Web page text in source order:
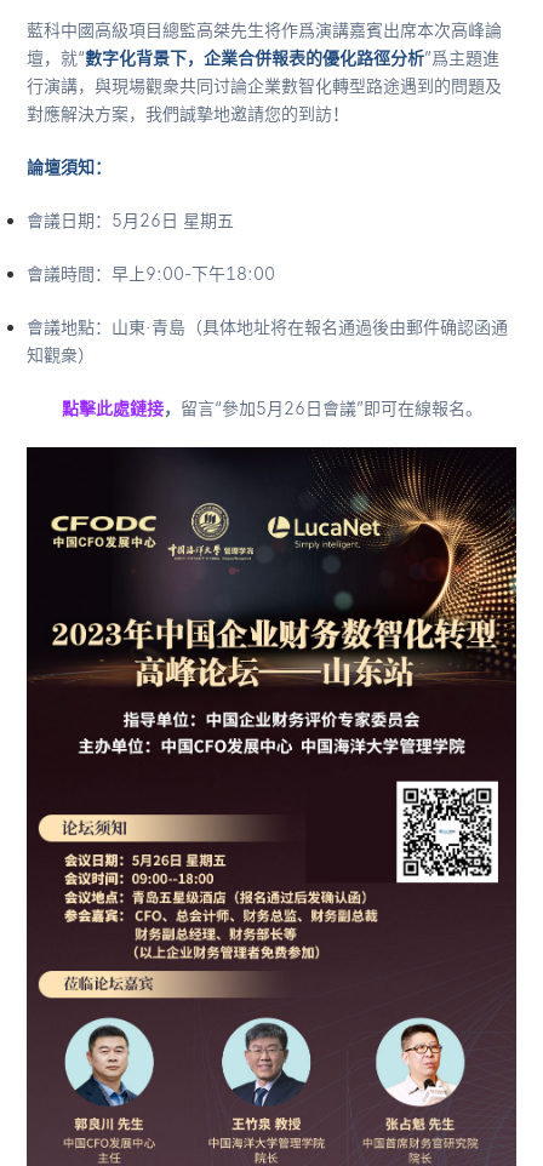
藍科中國高級項目總監高桀先生将作爲演講嘉賓出席本次高峰論
壇，就“數字化背景下，企業合併報表的優化路徑分析”爲主題進
行演講，與現場觀衆共同讨論企業數智化轉型路途遇到的問題及
對應解決方案，我們誠摯地邀請您的到訪！
論壇須知：
會議日期：5月26日 星期五
會議時間：早上9:00-下午18:00
會議地點：山東·青島（具体地址将在報名通過後由郵件确認函通
知觀衆）
點擊此處鏈接， 留言“參加5月26日會議”即可在線報名。